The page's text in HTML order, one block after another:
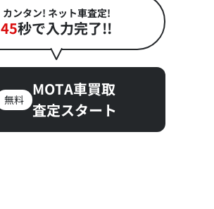
カンタン! ネット車査定!
45秒で入力完了!!
無料
MOTA車買取
査定スタート